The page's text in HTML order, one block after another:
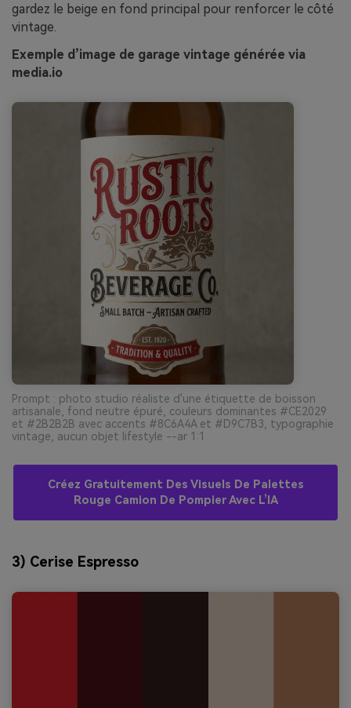
gardez le beige en fond principal pour renforcer le côté
vintage.
Exemple d’image de garage vintage générée via
media.io
Prompt : photo studio réaliste d'une étiquette de boisson
artisanale, fond neutre épuré, couleurs dominantes #CE2029
et #2B2B2B avec accents #8C6A4A et #D9C7B3, typographie
vintage, aucun objet lifestyle --ar 1:1
Créez Gratuitement Des Visuels De Palettes
Rouge Camion De Pompier Avec L’IA
3) Cerise Espresso